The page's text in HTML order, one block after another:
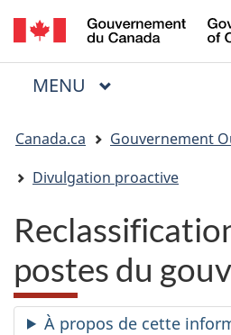
au
à
«
à
la
Menu
MENU PRINCIPAL
êtes
ici
Canada.ca
Gouvernement
Divulgation proactive
postes du
À propos de cette